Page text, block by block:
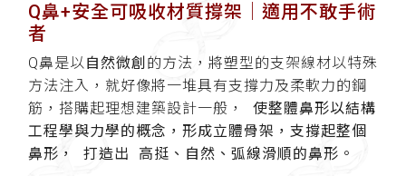
Q鼻+安全可吸收材質撐架 │適用不敢手術
者
Q鼻是以自然微創 的方法，將塑型的支架線材以特殊
方法注入，就好像將一堆具有支撐力及柔軟力的鋼
筋，搭購起理想建築設計一般， 使整體鼻形以結構
工程學與力學的概念，形成立體骨架，支撐起整個
鼻形， 打造出 高挺、自然、弧線滑順的鼻形。